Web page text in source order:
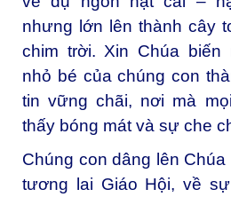
nhưng lớn lên thành cây
chim trời. Xin Chúa biến
nhỏ bé của chúng con
tin vững chãi, nơi mà
thấy bóng mát và sự che
Chúng con dâng lên
tương lai Giáo Hội, về